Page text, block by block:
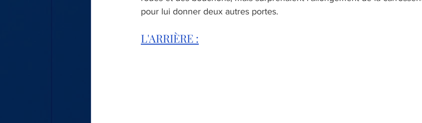
pour lui donner deux autres portes.
L'ARRIÈRE :